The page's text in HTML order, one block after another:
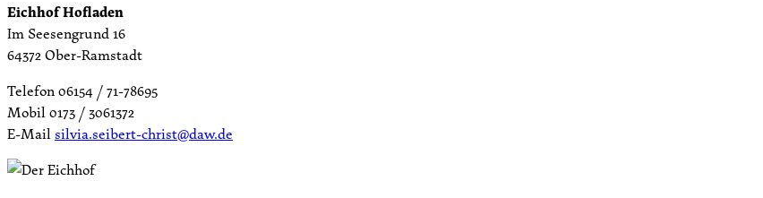
Eichhof Hofladen
Im Seesengrund 16
64372 Ober-Ramstadt
Telefon 06154 / 71-78695
Mobil 0173 / 3061372
E-Mailsilvia.seibert-christ@daw.de